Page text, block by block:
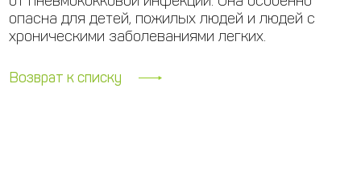
опасна для детей, пожилых людей и людей с
хроническими заболеваниями легких.
Возврат к списку